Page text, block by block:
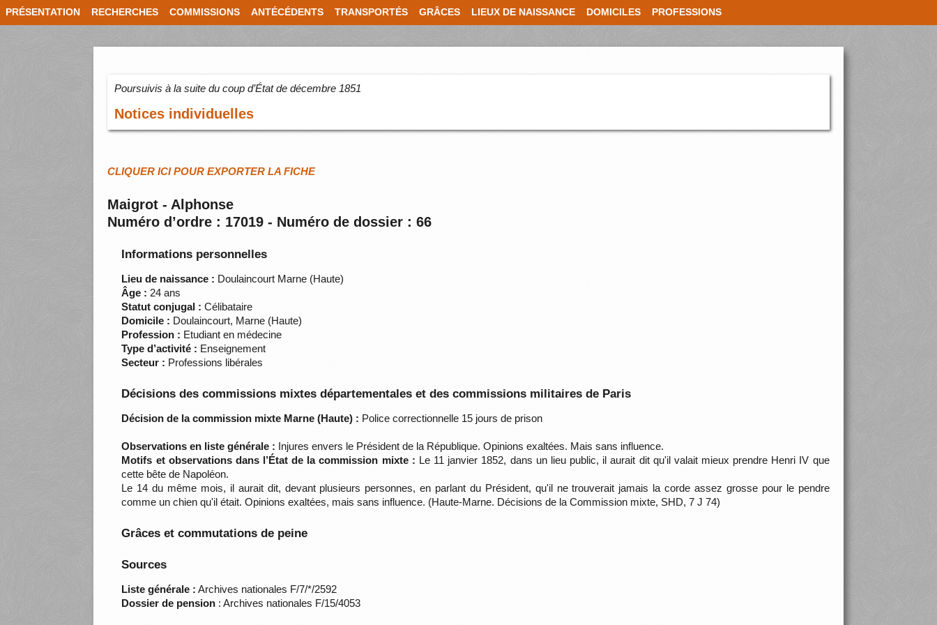
PRÉSENTATION RECHERCHES COMMISSIONS ANTÉCÉDENTS TRANSPORTÉS GRÂCES LIEUX DE NAISSANCE DOMICILES PROFESSIONS
Poursuivis à la suite du coup d’État de décembre 1851
Notices individuelles
CLIQUER ICI POUR EXPORTER LA FICHE
Maigrot - Alphonse
Numéro d’ordre : 17019 - Numéro de dossier : 66
Informations personnelles
Lieu de naissance : Doulaincourt Marne (Haute)
Âge : 24 ans
Statut conjugal : Célibataire
Domicile : Doulaincourt, Marne (Haute)
Profession : Etudiant en médecine
Type d’activité : Enseignement
Secteur : Professions libérales
Décisions des commissions mixtes départementales et des commissions militaires de Paris
Décision de la commission mixte Marne (Haute) : Police correctionnelle 15 jours de prison
Observations en liste générale : Injures envers le Président de la République. Opinions exaltées. Mais sans influence.
Motifs et observations dans l’État de la commission mixte : Le 11 janvier 1852, dans un lieu public, il aurait dit qu'il valait mieux prendre Henri IV que
cette bête de Napoléon.
Le 14 du même mois, il aurait dit, devant plusieurs personnes, en parlant du Président, qu'il ne trouverait jamais la corde assez grosse pour le pendre
comme un chien qu'il était. Opinions exaltées, mais sans influence. (Haute-Marne. Décisions de la Commission mixte, SHD, 7 J 74)
Grâces et commutations de peine
Sources
Liste générale : Archives nationales F/7/*/2592
Dossier de pension : Archives nationales F/15/4053